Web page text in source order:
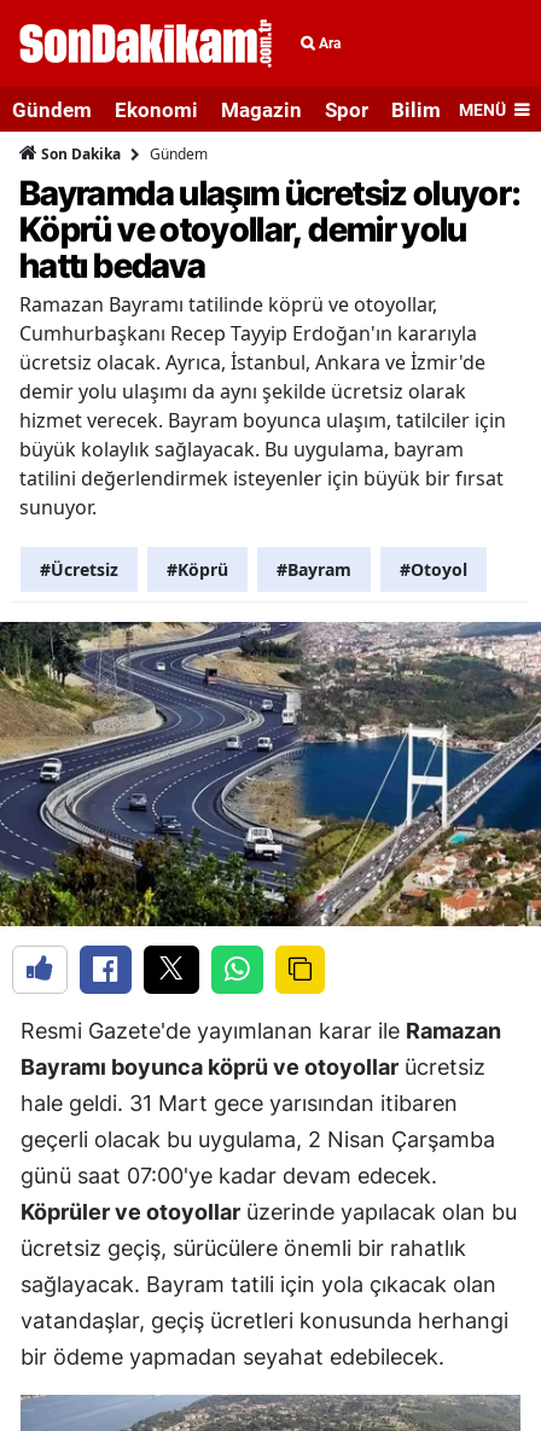
Ara
Gündem Ekonomi Magazin Spor Bilim veMENÜ
Son Dakika Gündem
Bayramda ulaşım ücretsiz oluyor:
Köprü ve otoyollar, demir yolu
hattı bedava
Ramazan Bayramı tatilinde köprü ve otoyollar,
Cumhurbaşkanı Recep Tayyip Erdoğan'ın kararıyla
ücretsiz olacak. Ayrıca, İstanbul, Ankara ve İzmir'de
demir yolu ulaşımı da aynı şekilde ücretsiz olarak
hizmet verecek. Bayram boyunca ulaşım, tatilciler için
büyük kolaylık sağlayacak. Bu uygulama, bayram
tatilini değerlendirmek isteyenler için büyük bir fırsat
sunuyor.
#Ücretsiz #Köprü #Bayram #Otoyol
Resmi Gazete'de yayımlanan karar ile Ramazan
Bayramı boyunca köprü ve otoyollar ücretsiz
hale geldi. 31 Mart gece yarısından itibaren
geçerli olacak bu uygulama, 2 Nisan Çarşamba
günü saat 07:00'ye kadar devam edecek.
Köprüler ve otoyollar üzerinde yapılacak olan bu
ücretsiz geçiş, sürücülere önemli bir rahatlık
sağlayacak. Bayram tatili için yola çıkacak olan
vatandaşlar, geçiş ücretleri konusunda herhangi
bir ödeme yapmadan seyahat edebilecek.